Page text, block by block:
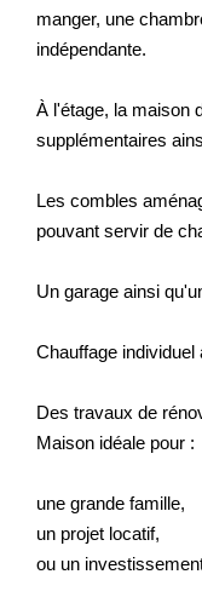
manger, une
indépendante.
À l'étage, la maison
supplémentaires
Les combles
pouvant servir de
Un garage ainsi
Chauffage individuel
Des travaux de
Maison idéale pour :
une grande famille,
un projet locatif,
ou un